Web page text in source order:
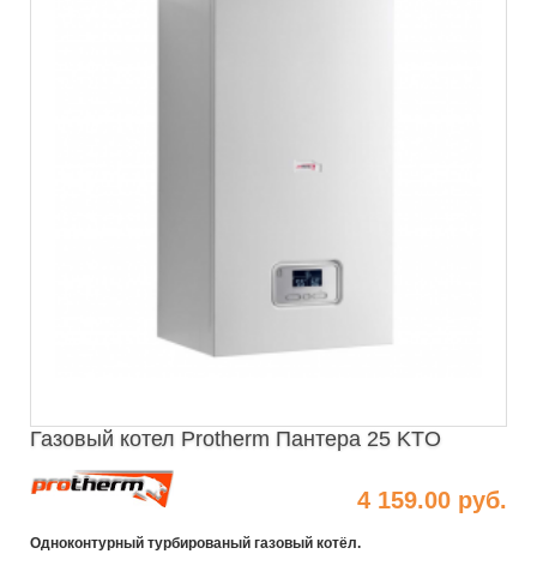
Газовый котел Protherm Пантера 25 KТO
4 159.00 руб.
Одноконтурный турбированый газовый котёл.